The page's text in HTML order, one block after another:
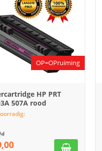
OP=OPruiming
HP PRT
507A rood